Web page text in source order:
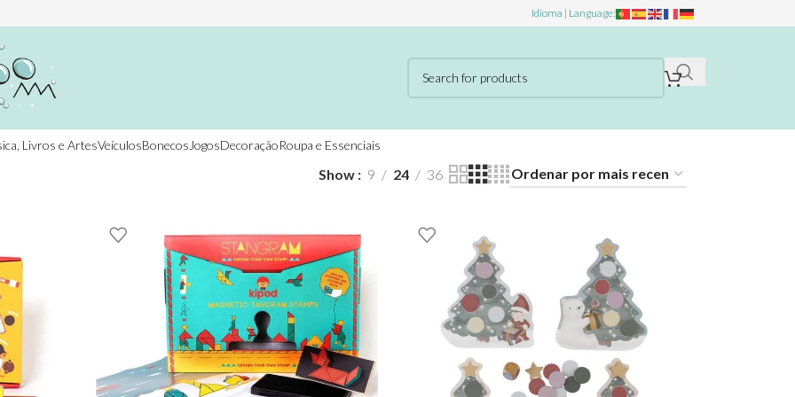
Idioma | Language:
Livros e ArtesVeículosBonecos JogosDecoraçãoRoupa e Essenciais
Show 9 24 36